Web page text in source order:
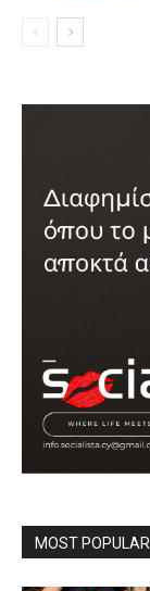
MOST POPULAR